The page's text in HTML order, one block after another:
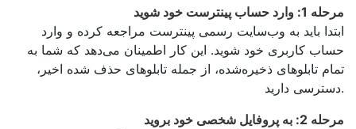
مرحله 1: وارد حساب پینترست خود شوید
ابتدا باید به وب‌سایت رسمی پینترست مراجعه کرده و وارد
حساب کاربری خود شوید. این کار اطمینان می‌دهد که شما به
تمام تابلوهای ذخیره‌شده، از جمله تابلوهای حذف شده اخیر،
دسترسی دارید.
مرحله 2: به پروفایل شخصی خود بروید